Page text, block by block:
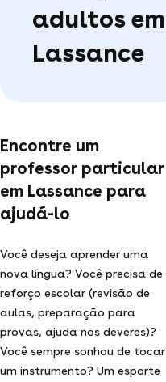
adultos em
Lassance
Encontre um
professor particular
em Lassance para
ajudá-lo
Você deseja aprender uma
nova língua? Você precisa de
reforço escolar (revisão de
aulas, preparação para
provas, ajuda nos deveres)?
Você sempre sonhou de tocar
um instrumento? Um esporte